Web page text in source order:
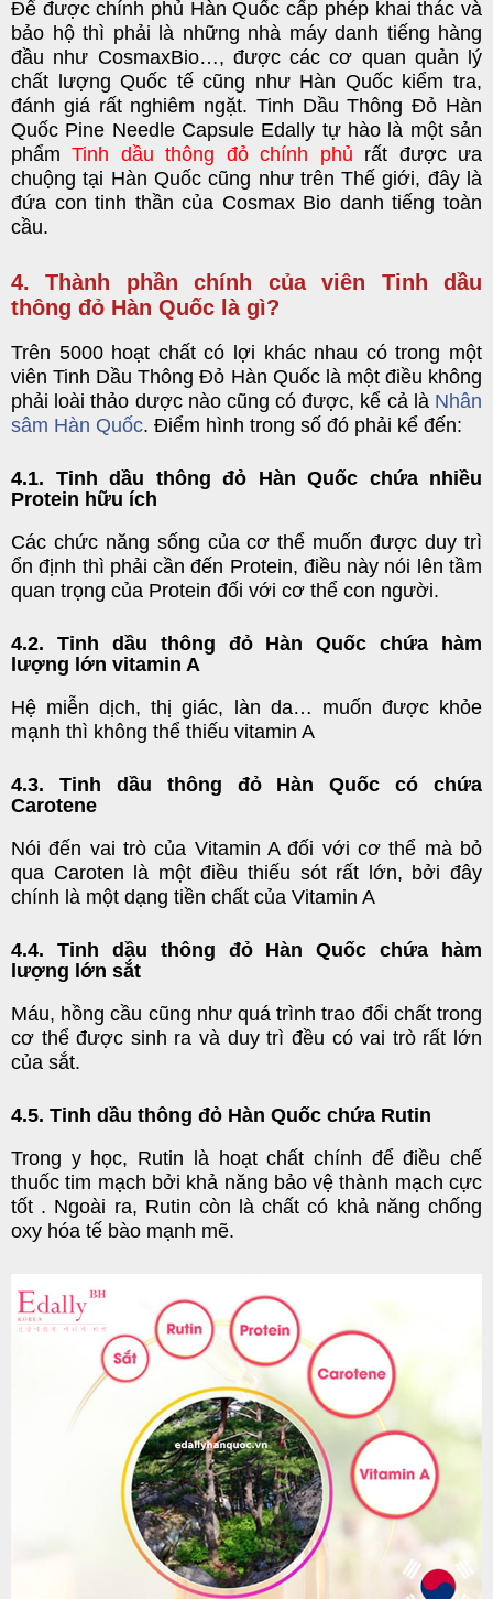
Để được chính phủ Hàn Quốc cấp phép khai thác và
bảo hộ thì phải là những nhà máy danh tiếng hàng
đầu như CosmaxBio…, được các cơ quan quản lý
chất lượng Quốc tế cũng như Hàn Quốc kiểm tra,
đánh giá rất nghiêm ngặt. Tinh Dầu Thông Đỏ Hàn
Quốc Pine Needle Capsule Edally tự hào là một sản
phẩmTinh dầu thông đỏ chính phủ rất được ưa
chuộng tại Hàn Quốc cũng như trên Thế giới, đây là
đứa con tinh thần của Cosmax Bio danh tiếng toàn
cầu.
4. Thành phần chính của viên Tinh dầu
thông đỏ Hàn Quốc là gì?
Trên 5000 hoạt chất có lợi khác nhau có trong một
viên Tinh Dầu Thông Đỏ Hàn Quốc là một điều không
phải loài thảo dược nào cũng có được, kể cả là Nhân
sâm Hàn Quốc. Điểm hình trong số đó phải kể đến:
4.1. Tinh dầu thông đỏ Hàn Quốc chứa nhiều
Protein hữu ích
Các chức năng sống của cơ thể muốn được duy trì
ổn định thì phải cần đến Protein, điều này nói lên tầm
quan trọng của Protein đối với cơ thể con người.
4.2. Tinh dầu thông đỏ Hàn Quốc chứa hàm
lượng lớn vitamin A
Hệ miễn dịch, thị giác, làn da… muốn được khỏe
mạnh thì không thể thiếu vitamin A
4.3. Tinh dầu thông đỏ Hàn Quốc có chứa
Carotene
Nói đến vai trò của Vitamin A đối với cơ thể mà bỏ
qua Caroten là một điều thiếu sót rất lớn, bởi đây
chính là một dạng tiền chất của Vitamin A
4.4. Tinh dầu thông đỏ Hàn Quốc chứa hàm
lượng lớn sắt
Máu, hồng cầu cũng như quá trình trao đổi chất trong
cơ thể được sinh ra và duy trì đều có vai trò rất lớn
của sắt.
4.5. Tinh dầu thông đỏ Hàn Quốc chứa Rutin
Trong y học, Rutin là hoạt chất chính để điều chế
thuốc tim mạch bởi khả năng bảo vệ thành mạch cực
tốt . Ngoài ra, Rutin còn là chất có khả năng chống
oxy hóa tế bào mạnh mẽ.